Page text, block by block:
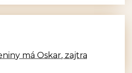
má Oskar, zajtra